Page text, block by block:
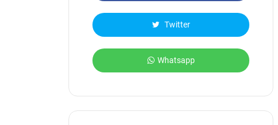
Twitter
Whatsapp